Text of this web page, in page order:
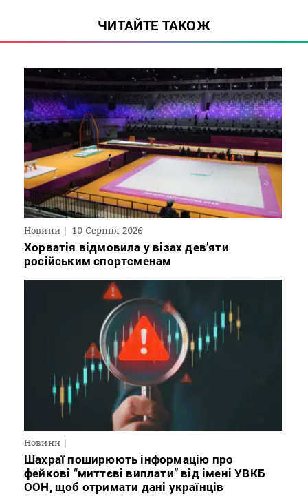
ЧИТАЙТЕ ТАКОЖ
Новини 10 Серпня 2026
Хорватія відмовила у візах дев’яти
російським спортсменам
Новини
Шахраї поширюють інформацію про
фейкові “миттєві виплати” від імені УВКБ
ООН, щоб отримати дані українців